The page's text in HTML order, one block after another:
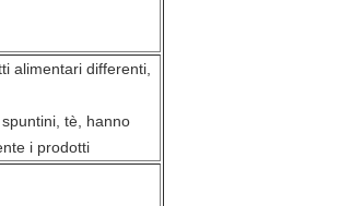
alimentari differenti,
tè, hanno
i prodotti